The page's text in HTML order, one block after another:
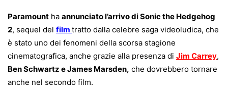
Paramount ha annunciato l’arrivo di Sonic the Hedgehog
2, sequel del film tratto dalla celebre saga videoludica, che
è stato uno dei fenomeni della scorsa stagione
cinematografica, anche grazie alla presenza di Jim Carrey,
Ben Schwartz e James Marsden, che dovrebbero tornare
anche nel secondo film.